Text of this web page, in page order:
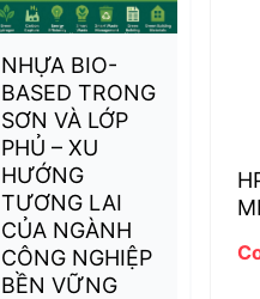
NHỰA BIO-
BASED TRONG
SƠN VÀ LỚP
PHỦ – XU
HƯỚNG
TƯƠNG LAI
CỦA NGÀNH
CÔNG NGHIỆP
BỀN VỮNG